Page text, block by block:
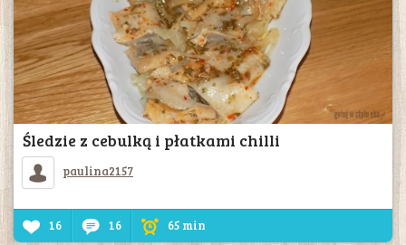
Śledzie z cebulką i płatkami chilli
paulina2157
16 16 65 min